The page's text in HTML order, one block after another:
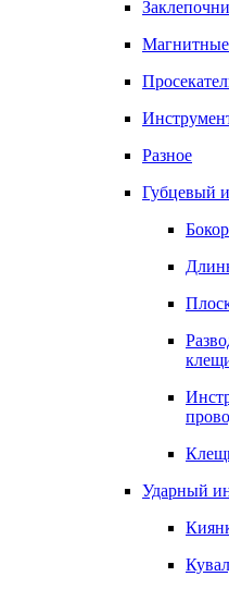
Разное
Губцевый
Ударный